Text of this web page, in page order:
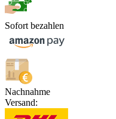
Sofort bezahlen
Nachnahme
Versand: